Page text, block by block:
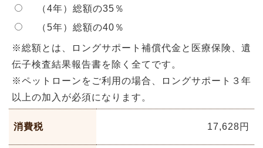
（4年）総額の35％
（5年）総額の40％
※総額とは、ロングサポート補償代金と医療保険、遺
伝子検査結果報告書を除く全てです。
※ペットローンをご利用の場合、ロングサポート３年
以上の加入が必須になります。
消費税 17,628円